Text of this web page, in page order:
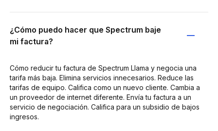
¿Cómo puedo hacer que Spectrum baje
mi factura?
Cómo reducir tu factura de Spectrum Llama y negocia una
tarifa más baja. Elimina servicios innecesarios. Reduce las
tarifas de equipo. Califica como un nuevo cliente. Cambia a
un proveedor de internet diferente. Envía tu factura a un
servicio de negociación. Califica para un subsidio de bajos
ingresos.